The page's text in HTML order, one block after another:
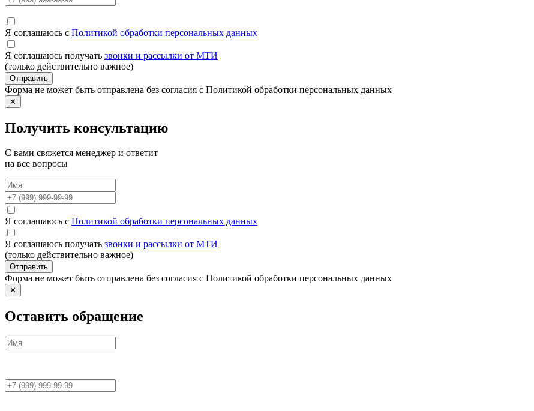
Я соглашаюсь с Политикой обработки персональных данных
Я соглашаюсь получать звонки и рассылки от МТИ
(только действительно важное)
Отправить
Форма не может быть отправлена без согласия с Политикой обработки персональных данных
✕
Получить консультацию
С вами свяжется менеджер и ответит
на все вопросы
Я соглашаюсь с Политикой обработки персональных данных
Я соглашаюсь получать звонки и рассылки от МТИ
(только действительно важное)
Отправить
Форма не может быть отправлена без согласия с Политикой обработки персональных данных
✕
Оставить обращение